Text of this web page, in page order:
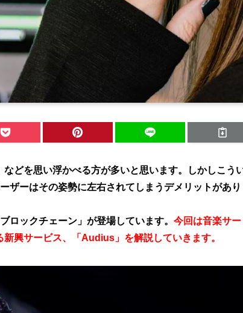
どを思い浮かべる方が多いと思います。しかしこう
ザーはその姿勢に左右されてしまうデメリットがあり
ロックチェーン」が登場しています。 今回は音楽サー
興サービス、「Audius」を解説していきます。